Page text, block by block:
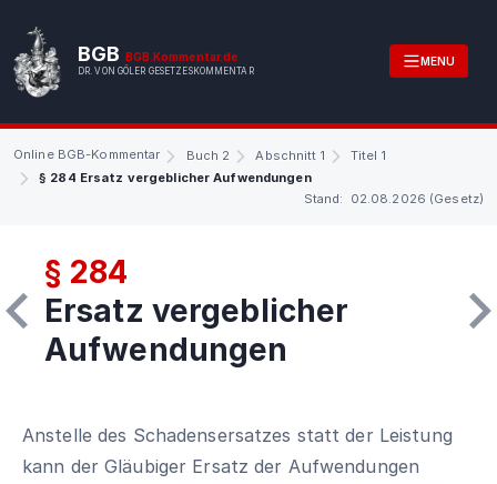
BGB BGB.Kommentar.de
DR. VON GÖLER GESETZESKOMMENTAR
MENU
Online BGB-Kommentar Buch 2 Abschnitt 1
Titel 1
§ 284 Ersatz vergeblicher Aufwendungen
Stand: 02.08.2026 (Gesetz)
§ 284
Ersatz vergeblicher
Aufwendungen
Anstelle des Schadensersatzes statt der Leistung
kann der Gläubiger Ersatz der Aufwendungen